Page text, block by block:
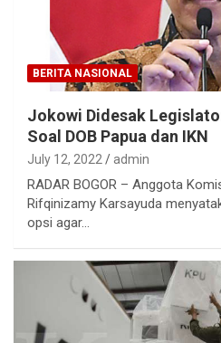
BERITA NASIONAL
Jokowi Didesak
Soal DOB Papua dan IKN
July 12, 2022 admin
RADAR BOGOR – Anggota
Rifqinizamy Karsayuda
opsi agar…